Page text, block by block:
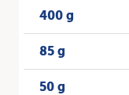
400 g
85 g
50 g